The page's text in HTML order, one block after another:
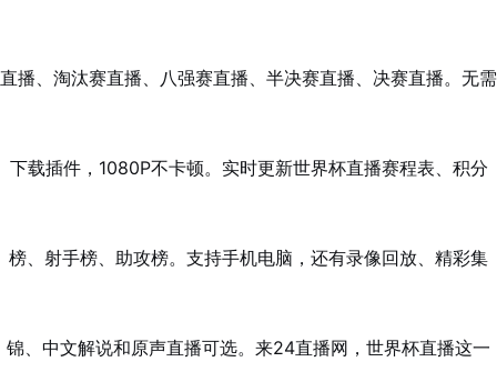
直播、淘汰赛直播、八强赛直播、半决赛直播、决赛直播。无需
下载插件，1080P不卡顿。实时更新世界杯直播赛程表、积分
榜、射手榜、助攻榜。支持手机电脑，还有录像回放、精彩集
锦、中文解说和原声直播可选。来24直播网，世界杯直播这一